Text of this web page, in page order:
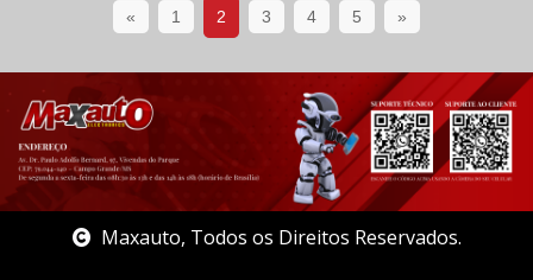
« 1 2 3 4 5 »
Maxauto, Todos os Direitos Reservados.